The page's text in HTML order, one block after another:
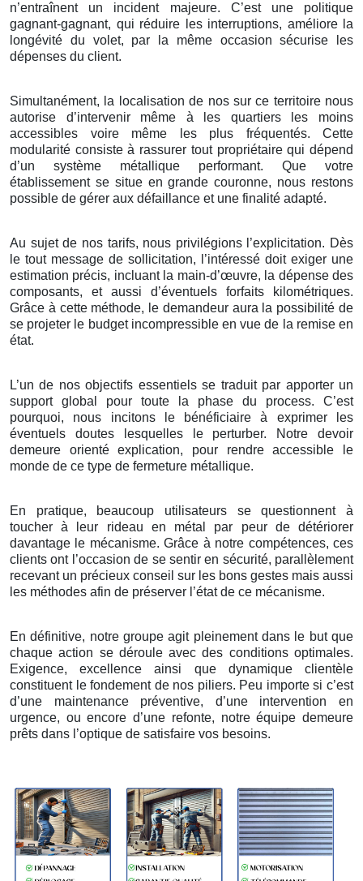
n’entraînent un incident majeure. C’est une politique
gagnant-gagnant, qui réduire les interruptions, améliore la
longévité du volet, par la même occasion sécurise les
dépenses du client.
Simultanément, la localisation de nos sur ce territoire nous
autorise d’intervenir même à les quartiers les moins
accessibles voire même les plus fréquentés. Cette
modularité consiste à rassurer tout propriétaire qui dépend
d’un système métallique performant. Que votre
établissement se situe en grande couronne, nous restons
possible de gérer aux défaillance et une finalité adapté.
Au sujet de nos tarifs, nous privilégions l’explicitation. Dès
le tout message de sollicitation, l’intéressé doit exiger une
estimation précis, incluant la main-d’œuvre, la dépense des
composants, et aussi d’éventuels forfaits kilométriques.
Grâce à cette méthode, le demandeur aura la possibilité de
se projeter le budget incompressible en vue de la remise en
état.
L’un de nos objectifs essentiels se traduit par apporter un
support global pour toute la phase du process. C’est
pourquoi, nous incitons le bénéficiaire à exprimer les
éventuels doutes lesquelles le perturber. Notre devoir
demeure orienté explication, pour rendre accessible le
monde de ce type de fermeture métallique.
En pratique, beaucoup utilisateurs se questionnent à
toucher à leur rideau en métal par peur de détériorer
davantage le mécanisme. Grâce à notre compétences, ces
clients ont l’occasion de se sentir en sécurité, parallèlement
recevant un précieux conseil sur les bons gestes mais aussi
les méthodes afin de préserver l’état de ce mécanisme.
En définitive, notre groupe agit pleinement dans le but que
chaque action se déroule avec des conditions optimales.
Exigence, excellence ainsi que dynamique clientèle
constituent le fondement de nos piliers. Peu importe si c’est
d’une maintenance préventive, d’une intervention en
urgence, ou encore d’une refonte, notre équipe demeure
prêts dans l’optique de satisfaire vos besoins.